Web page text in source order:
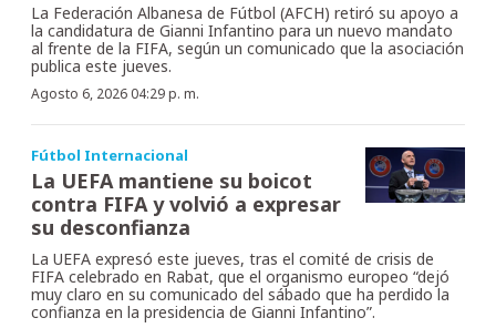
La Federación Albanesa de Fútbol (AFCH) retiró su apoyo a
la candidatura de Gianni Infantino para un nuevo mandato
al frente de la FIFA, según un comunicado que la asociación
publica este jueves.
Agosto 6, 2026 04:29 p. m.
Fútbol Internacional
La UEFA mantiene su boicot
contra FIFA y volvió a expresar
su desconfianza
La UEFA expresó este jueves, tras el comité de crisis de
FIFA celebrado en Rabat, que el organismo europeo “dejó
muy claro en su comunicado del sábado que ha perdido la
confianza en la presidencia de Gianni Infantino”.